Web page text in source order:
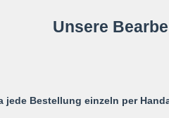
Unsere
jede Bestellung einzeln per